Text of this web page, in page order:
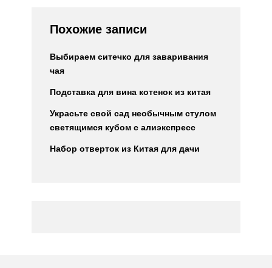
Похожие записи
Выбираем ситечко для заваривания
чая
Подставка для вина котенок из китая
Украсьте свой сад необычным стулом
светящимся кубом с алиэкспресс
Набор отверток из Китая для дачи